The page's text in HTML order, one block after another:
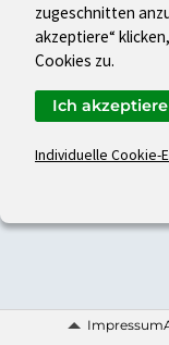
Impressum
zugeschnitten
akzeptiere“
Cookies zu.
Individuelle Cookie-
Ich akzeptiere